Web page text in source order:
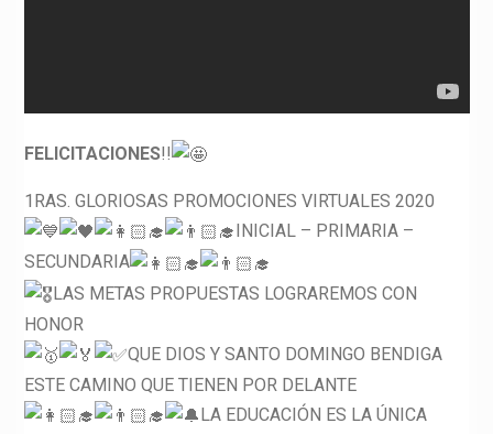
FELICITACIONES!!
1RAS. GLORIOSAS PROMOCIONES VIRTUALES 2020
INICIAL – PRIMARIA –
SECUNDARIA
LAS METAS PROPUESTAS LOGRAREMOS CON
HONOR
QUE DIOS Y SANTO DOMINGO BENDIGA
ESTE CAMINO QUE TIENEN POR DELANTE
LA EDUCACIÓN ES LA ÚNICA